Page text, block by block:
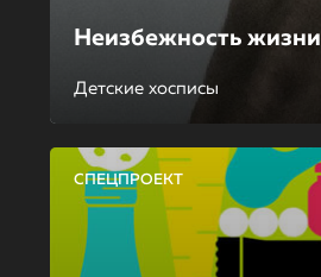
Неизбежность жизни
Детские хосписы
СПЕЦПРОЕКТ